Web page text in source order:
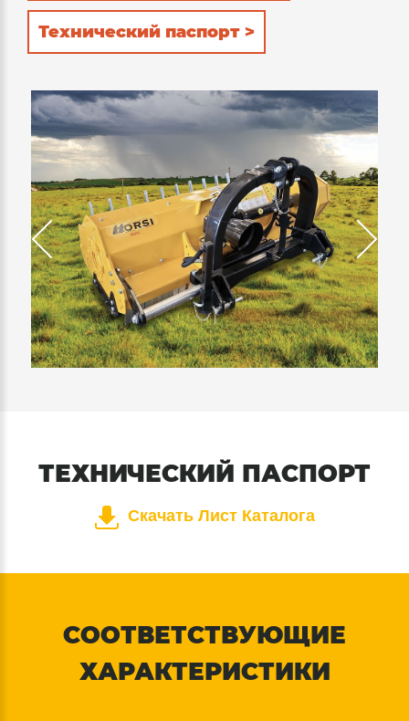
Технический паспорт >
ТЕХНИЧЕСКИЙ ПАСПОРТ
Скачать Лист Каталога
СООТВЕТСТВУЮЩИЕ
ХАРАКТЕРИСТИКИ